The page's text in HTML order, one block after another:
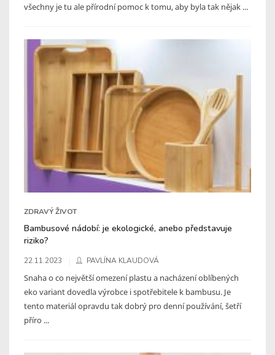
všechny je tu ale přírodní pomoc k tomu, aby byla tak nějak ...
ZDRAVÝ ŽIVOT
Bambusové nádobí: je ekologické, anebo představuje
riziko?
22.11.2023 PAVLÍNA KLAUDOVÁ
Snaha o co největší omezení plastu a nacházení oblíbených
eko variant dovedla výrobce i spotřebitele k bambusu. Je
tento materiál opravdu tak dobrý pro denní používání, šetří
příro ...